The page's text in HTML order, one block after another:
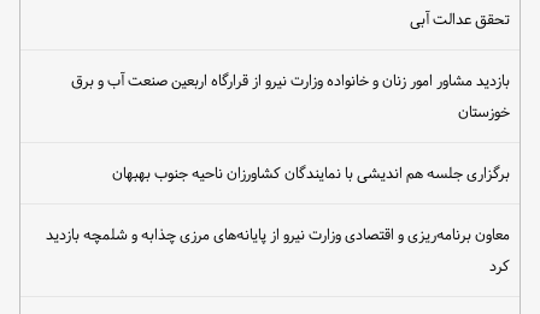
تحقق عدالت آبی
بازدید مشاور امور زنان و خانواده وزارت نیرو از قرارگاه اربعین صنعت آب و برق
خوزستان
برگزاری جلسه هم اندیشی با نمایندگان کشاورزان ناحیه جنوب بهبهان
معاون برنامه‌ریزی و اقتصادی وزارت نیرو از پایانه‌های مرزی چذابه و شلمچه بازدید
کرد